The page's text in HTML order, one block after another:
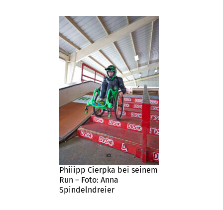
Phiiipp Cierpka bei seinem
Run – Foto: Anna
Spindelndreier